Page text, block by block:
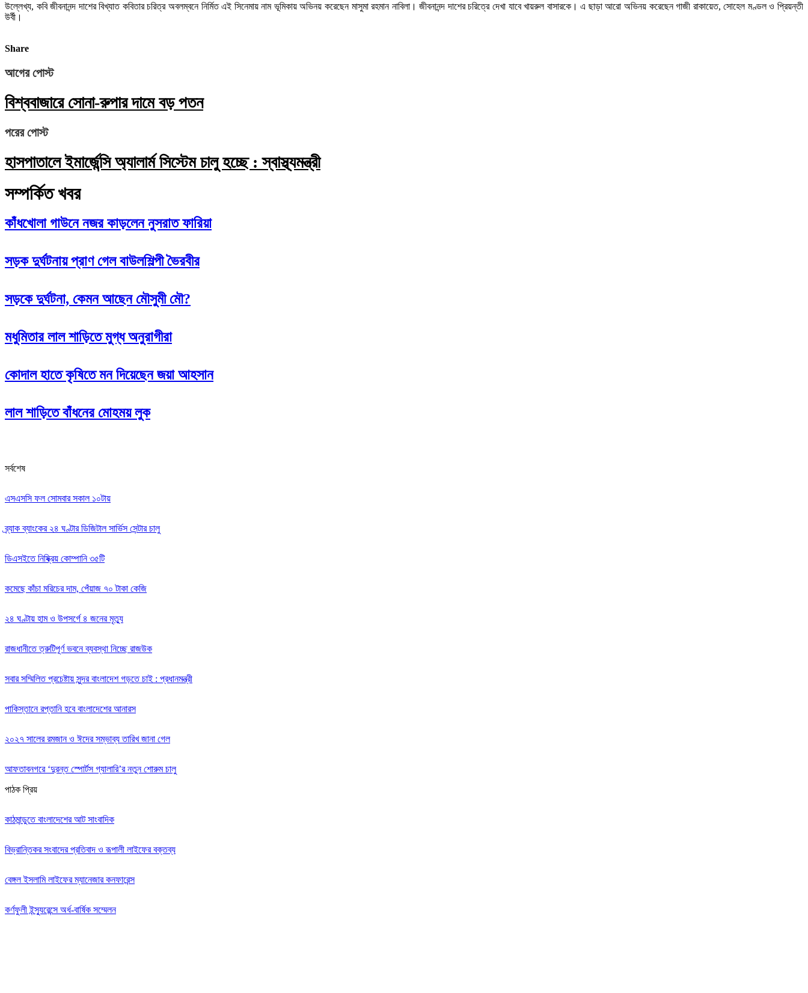
উল্লেখ্য, কবি জীবনানন্দ দাশের বিখ্যাত কবিতার চরিত্র অবলম্বনে নির্মিত এই সিনেমায় নাম ভূমিকায় অভিনয় করেছেন মাসুমা রহমান নাবিলা। জীবনানন্দ দাশের চরিত্রে দেখা যাবে খায়রুল বাসারকে। এ ছাড়া আরো অভিনয় করেছেন গাজী রাকায়েত, সোহেল মণ্ডল ও প্রিয়ন্তী
উর্বী।
Share
আগের পোস্ট
বিশ্ববাজারে সোনা-রুপার দামে বড় পতন
পরের পোস্ট
হাসপাতালে ইমার্জেন্সি অ্যালার্ম সিস্টেম চালু হচ্ছে : স্বাস্থ্যমন্ত্রী
সম্পর্কিত খবর
কাঁধখোলা গাউনে নজর কাড়লেন নুসরাত ফারিয়া
সড়ক দুর্ঘটনায় প্রাণ গেল বাউলশিল্পী ভৈরবীর
সড়কে দুর্ঘটনা, কেমন আছেন মৌসুমী মৌ?
মধুমিতার লাল শাড়িতে মুগ্ধ অনুরাগীরা
কোদাল হাতে কৃষিতে মন দিয়েছেন জয়া আহসান
লাল শাড়িতে বাঁধনের মোহময় লুক
সর্বশেষ
এসএসসি ফল সোমবার সকাল ১০টায়
ব্র্যাক ব্যাংকের ২৪ ঘণ্টার ডিজিটাল সার্ভিস সেন্টার চালু
ডিএসইতে নিষ্ক্রিয় কোম্পানি ৩৫টি
কমেছে কাঁচা মরিচের দাম, পেঁয়াজ ৭০ টাকা কেজি
২৪ ঘণ্টায় হাম ও উপসর্গে ৪ জনের মৃত্যু
রাজধানীতে ত্রুটিপূর্ণ ভবনে ব্যবস্থা নিচ্ছে রাজউক
সবার সম্মিলিত প্রচেষ্টায় সুন্দর বাংলাদেশ গড়তে চাই : প্রধানমন্ত্রী
পাকিস্তানে রপ্তানি হবে বাংলাদেশের আনারস
২০২৭ সালের রমজান ও ঈদের সম্ভাব্য তারিখ জানা গেল
আফতাবনগরে ‘দুরন্ত স্পোর্টস গ্যালারি’র নতুন শোরুম চালু
পাঠক প্রিয়
কাঠমান্ডুতে বাংলাদেশের আট সাংবাদিক
বিভ্রান্তিকর সংবাদের প্রতিবাদ ও রূপালী লাইফের বক্তব্য
বেঙ্গল ইসলামি লাইফের ম্যানেজার কনফারেন্স
কর্ণফুলী ইন্স্যুরেন্সে অর্ধ-বার্ষিক সম্মেলন